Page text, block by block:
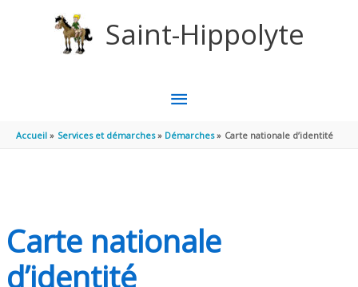
Saint-Hippolyte
MENU
PRINCIPAL
Accueil Services et démarches Démarches Carte nationale d’identité
Carte nationale
d’identité